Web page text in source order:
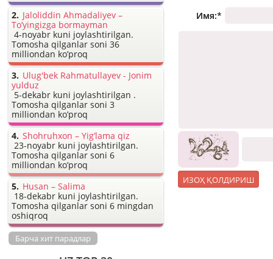
Имя:*
Jaloliddin Ahmadaliyev –
To’yingizga bormayman
4-noyabr kuni joylashtirilgan.
Tomosha qilganlar soni 36
milliondan ko’proq
Ulug'bek Rahmatullayev - Jonim
yulduz
5-dekabr kuni joylashtirilgan .
Tomosha qilganlar soni 3
milliondan ko’proq
Shohruhxon – Yig’lama qiz
23-noyabr kuni joylashtirilgan.
Tomosha qilganlar soni 6
milliondan ko’proq
Husan – Salima
18-dekabr kuni joylashtirilgan.
Tomosha qilganlar soni 6 mingdan
oshiqroq
Барча хит парадлар